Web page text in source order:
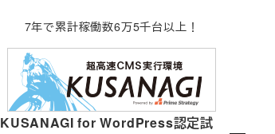
7年で累計稼働数6万5千台以上！
KUSANAGI for WordPress認定試